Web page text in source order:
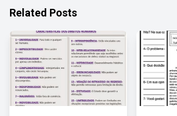
Related Posts